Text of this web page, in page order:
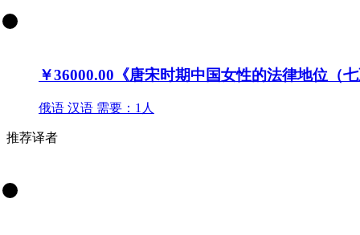
￥36000.00 《唐宋时期中国女性的法律地位（
俄语 汉语 需要：1人
推荐译者